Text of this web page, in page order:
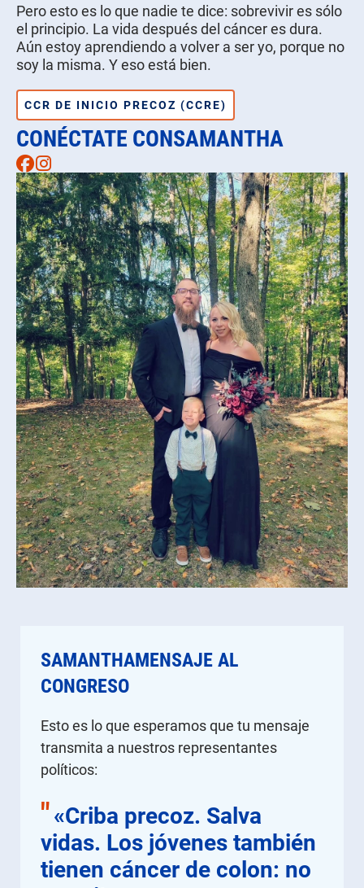
Pero esto es lo que nadie te dice: sobrevivir es sólo
el principio. La vida después del cáncer es dura.
Aún estoy aprendiendo a volver a ser yo, porque no
soy la misma. Y eso está bien.
CCR DE INICIO PRECOZ (CCRE)
CONÉCTATE CONSAMANTHA
Facebook
Instagram
SAMANTHAMENSAJE AL
CONGRESO
Esto es lo que esperamos que tu mensaje
transmita a nuestros representantes
políticos:
"«Criba precoz. Salva
vidas. Los jóvenes también
tienen cáncer de colon: no